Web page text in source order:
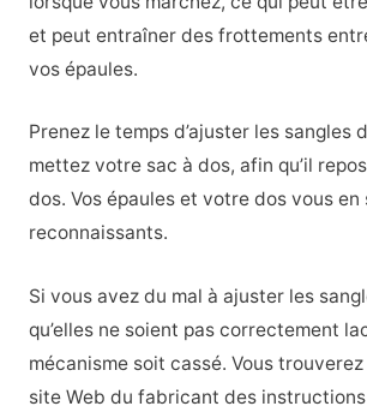
et peut entraîner des frottements
vos épaules.
Prenez le temps d’ajuster les sangles
mettez votre sac à dos, afin qu’il
dos. Vos épaules et votre dos vous en
reconnaissants.
Si vous avez du mal à ajuster les
qu’elles ne soient pas correctement
mécanisme soit cassé. Vous
site Web du fabricant des